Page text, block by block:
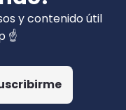
de 15 fondos
de otras
y contenido útil
☝️